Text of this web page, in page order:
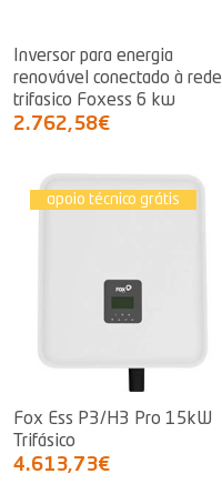
Inversor para energia
renovável conectado à rede
trifasico Foxess 6 kw
2.762,58€
apoio técnico grátis
Fox Ess P3/H3 Pro 15kW
Trifásico
4.613,73€